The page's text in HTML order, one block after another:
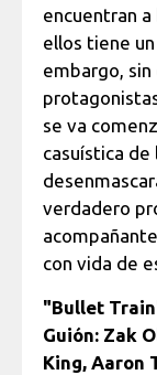
encuentran a
ellos tiene
embargo, sin
se va
casuística de
verdadero
con vida de
"Bullet
Guión: Zak
King, Aaron